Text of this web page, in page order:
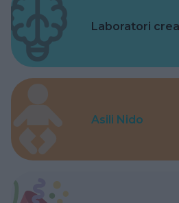
Laboratori
Asili Nido